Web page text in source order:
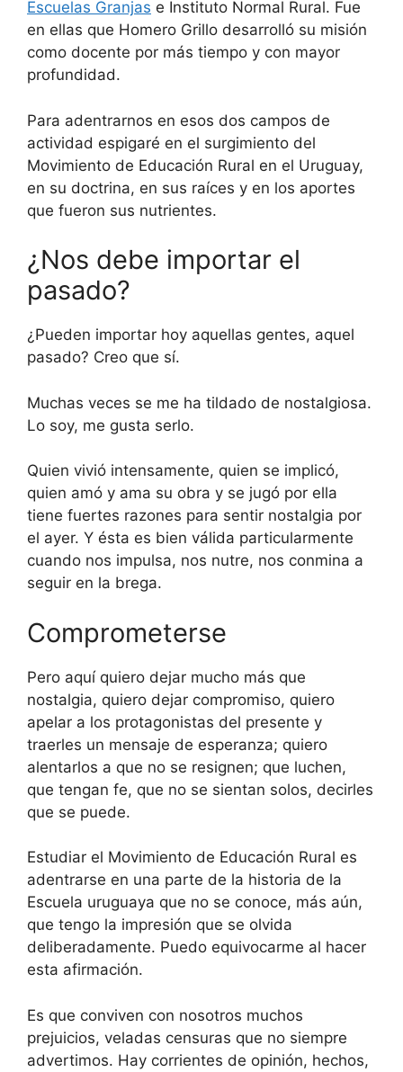
Escuelas Granjas e Instituto Normal Rural. Fue
en ellas que Homero Grillo desarrolló su misión
como docente por más tiempo y con mayor
profundidad.
Para adentrarnos en esos dos campos de
actividad espigaré en el surgimiento del
Movimiento de Educación Rural en el Uruguay,
en su doctrina, en sus raíces y en los aportes
que fueron sus nutrientes.
¿Nos debe importar el
pasado?
¿Pueden importar hoy aquellas gentes, aquel
pasado? Creo que sí.
Muchas veces se me ha tildado de nostalgiosa.
Lo soy, me gusta serlo.
Quien vivió intensamente, quien se implicó,
quien amó y ama su obra y se jugó por ella
tiene fuertes razones para sentir nostalgia por
el ayer. Y ésta es bien válida particularmente
cuando nos impulsa, nos nutre, nos conmina a
seguir en la brega.
Comprometerse
Pero aquí quiero dejar mucho más que
nostalgia, quiero dejar compromiso, quiero
apelar a los protagonistas del presente y
traerles un mensaje de esperanza; quiero
alentarlos a que no se resignen; que luchen,
que tengan fe, que no se sientan solos, decirles
que se puede.
Estudiar el Movimiento de Educación Rural es
adentrarse en una parte de la historia de la
Escuela uruguaya que no se conoce, más aún,
que tengo la impresión que se olvida
deliberadamente. Puedo equivocarme al hacer
esta afirmación.
Es que conviven con nosotros muchos
prejuicios, veladas censuras que no siempre
advertimos. Hay corrientes de opinión, hechos,